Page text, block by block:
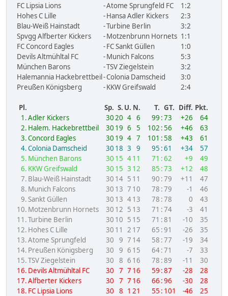
FC Lipsia Lions -Atome Sprungfeld FC
1:2
Hohes C Lille
-Hansa Adler Kickers
2:3
Blau-Weiß Hainstadt
-Turbine Berlin
3:2
Spvgg Alfberter Kickers
-Motzenbrunn Hornets 1:1
FC Concord Eagles
-FC Sankt Güllen
1:0
Devils Altmühltal FC
-Munich Falcons
5:3
München Barons
-TSV Ziegelstein
3:2
Halemannia Hackebrettbeil-Colonia Damscheid
3:0
Preußen Königsberg
-KKW Greifswald 2:4
Pl. Sp. S. U. N. T. GT. Diff. Pkt.
1.Adler Kickers 3020 4 6 99 :73 +26
64
2. Halem. Hackebrettbeil 30 19 6 5 102 :56 +46
63
3.Concord Eagles 30 19 4 7 101 :58 +43
61
4.Colonia Damscheid 30 18 3 9 95 :61 +34
57
5. München Barons 30 15 411 71 :62 +9
49
6. KKW Greifswald 30 15 3 12 85 :73 +12
48
7. Blau-Weiß Hainstadt 30 14 5 11 90 :79 +11
47
8. Munich Falcons 30 13 7 10 78 :79 -1
46
9. Sankt Güllen 30 13 413 78 :78 0
43
10. Motzenbrunn Hornets 30 12 5 13 71 :74 -3
41
11.Turbine Berlin 30 10 5 15 71 :81 -10
35
12. Hohes C Lille 30 11 2 17 65 :91 -26
35
13.Atome Sprungfeld 30 9 7 14 58 :77 -19
34
14. Preußen Königsberg 30 9 6 15 64:71 -7
33
15.TSV Ziegelstein 30 8 6 16 78 :89 -11
30
16. Devils Altmühltal FC 30 7 7 16 59 :87 -28
28
17.Alfberter Kickers 30 7 7 16 66 :96 -30
28
18. FC Lipsia Lions 30 8 1 21 55 : 101 -46 25